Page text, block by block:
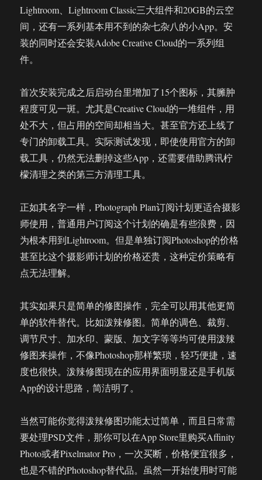
Lightroom、Lightroom Classic三大组件和20GB的云空
间，还有一系列基本用不到的杂七杂八的小App。安
装的同时还会安装Adobe Creative Cloud的一系列组
件。
首次安装完成之后启动台里增加了15个图标，其臃肿
程度可见一斑。尤其是Creative Cloud的一堆组件，用
处不大，但占用的空间却相当大。甚至官方还上线了
专门的卸载工具。实际测试发现，即使使用官方的卸
载工具，仍然无法删掉这些App，还需要借助腾讯柠
檬清理之类的第三方清理工具。
正如其名字一样，Photograph Plan订阅计划更适合摄影
师使用，普通用户订阅这个计划的确是有些浪费，因
为根本用到Lightroom。但是单独订阅Photoshop的价格
甚至比这个摄影师计划的价格还贵，这种定价策略有
点无法理解。
其实如果只是简单的修图操作，完全可以用其他更简
单的软件替代。比如泼辣修图。简单的调色、裁剪、
调节尺寸、加水印、蒙版、加文字等等均可使用泼辣
修图来操作，不像Photoshop那样繁琐，轻巧便捷，速
度也很快。泼辣修图现在的应用界面明显还是手机版
App的设计思路，简洁明了。
当然可能你觉得泼辣修图功能太过简单，而且日常需
要处理PSD文件，那你可以在App Store里购买Affinity
Photo或者Pixelmator Pro，一次买断，价格便宜很多，
也是不错的Photoshop替代品。虽然一开始使用时可能